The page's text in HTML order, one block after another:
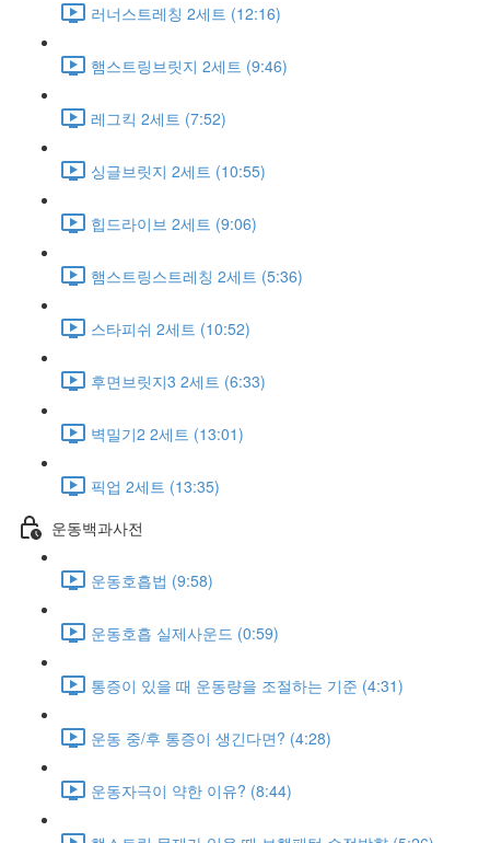
러너스트레칭 2세트 (12:16)
햄스트링브릿지 2세트 (9:46)
레그킥 2세트 (7:52)
싱글브릿지 2세트 (10:55)
힙드라이브 2세트 (9:06)
햄스트링스트레칭 2세트 (5:36)
스타피쉬 2세트 (10:52)
후면브릿지3 2세트 (6:33)
벽밀기2 2세트 (13:01)
픽업 2세트 (13:35)
운동백과사전
운동호흡법 (9:58)
운동호흡 실제사운드 (0:59)
통증이 있을 때 운동량을 조절하는 기준 (4:31)
운동 중/후 통증이 생긴다면? (4:28)
운동자극이 약한 이유? (8:44)